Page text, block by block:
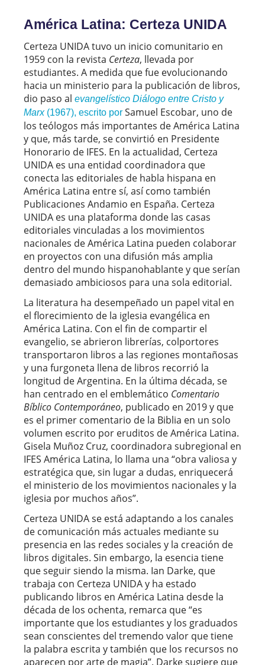
América Latina: Certeza UNIDA
Certeza UNIDA tuvo un inicio comunitario en
1959 con la revista Certeza, llevada por
estudiantes. A medida que fue evolucionando
hacia un ministerio para la publicación de libros,
dio paso al evangelístico Diálogo entre Cristo y
Marx(1967), escrito por Samuel Escobar, uno de
los teólogos más importantes de América Latina
y que, más tarde, se convirtió en Presidente
Honorario de IFES. En la actualidad, Certeza
UNIDA es una entidad coordinadora que
conecta las editoriales de habla hispana en
América Latina entre sí, así como también
Publicaciones Andamio en España. Certeza
UNIDA es una plataforma donde las casas
editoriales vinculadas a los movimientos
nacionales de América Latina pueden colaborar
en proyectos con una difusión más amplia
dentro del mundo hispanohablante y que serían
demasiado ambiciosos para una sola editorial.
La literatura ha desempeñado un papel vital en
el florecimiento de la iglesia evangélica en
América Latina. Con el fin de compartir el
evangelio, se abrieron librerías, colportores
transportaron libros a las regiones montañosas
y una furgoneta llena de libros recorrió la
longitud de Argentina. En la última década, se
han centrado en el emblemático Comentario
Bíblico Contemporáneo, publicado en 2019 y que
es el primer comentario de la Biblia en un solo
volumen escrito por eruditos de América Latina.
Gisela Muñoz Cruz, coordinadora subregional en
IFES América Latina, lo llama una “obra valiosa y
estratégica que, sin lugar a dudas, enriquecerá
el ministerio de los movimientos nacionales y la
iglesia por muchos años”.
Certeza UNIDA se está adaptando a los canales
de comunicación más actuales mediante su
presencia en las redes sociales y la creación de
libros digitales. Sin embargo, la esencia tiene
que seguir siendo la misma. Ian Darke, que
trabaja con Certeza UNIDA y ha estado
publicando libros en América Latina desde la
década de los ochenta, remarca que “es
importante que los estudiantes y los graduados
sean conscientes del tremendo valor que tiene
la palabra escrita y también que los recursos no
aparecen por arte de magia”. Darke sugiere que